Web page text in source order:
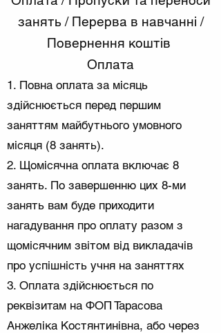
занять / Перерва в навчанні /
Повернення коштів
Оплата
1. Повна оплата за місяць
здійснюється перед першим
заняттям майбутнього умовного
місяця (8 занять).
2. Щомісячна оплата включає 8
занять. По завершенню цих 8-ми
занять вам буде приходити
нагадування про оплату разом з
щомісячним звітом від викладачів
про успішність учня на заняттях
3. Оплата здійснюється по
реквізитам на ФОП Тарасова
Анжеліка Костянтинівна, або через